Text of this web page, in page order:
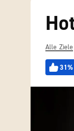
Alle Ziele
31%